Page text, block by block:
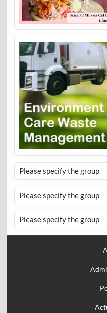
Please specify the group
Please specify the group
Please specify the group